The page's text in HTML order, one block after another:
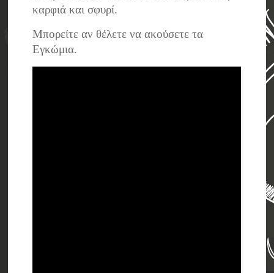
καρφιά και σφυρί.
Μπορείτε αν θέλετε να ακούσετε τα
Εγκώμια.